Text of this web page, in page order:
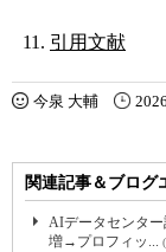
引用文献
今泉 大輔
関連記事＆ブログ
AIデータセンタ
増→プロフィッ...